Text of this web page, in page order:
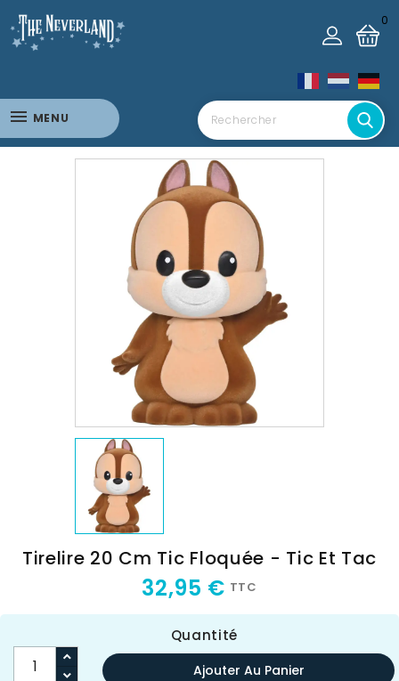
0
MENU
Tirelire 20 Cm Tic Floquée - Tic Et Tac
32,95 € TTC
Quantité
Ajouter Au Panier